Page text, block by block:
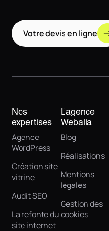
Votre devis en ligne
Nos
expertises
Agence
WordPress
Création site
vitrine
Audit SEO
La refonte du
site internet
L’agence
Webalia
Blog
Réalisations
Mentions
légales
Gestion des
cookies